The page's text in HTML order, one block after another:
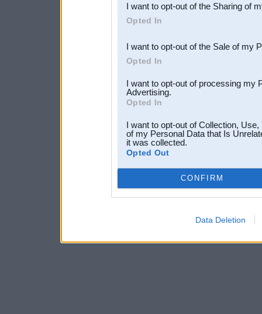
Downstream Participants
third parties.
I want to opt-out of the Sharing of
Opted In
I want to opt-out of the Sale of my
Opted In
I want to opt-out of processing my
Advertising.
Opted In
I want to opt-out of Collection,
of my Personal Data that Is
it was collected.
Opted Out
CONFIRM
Data Deletion